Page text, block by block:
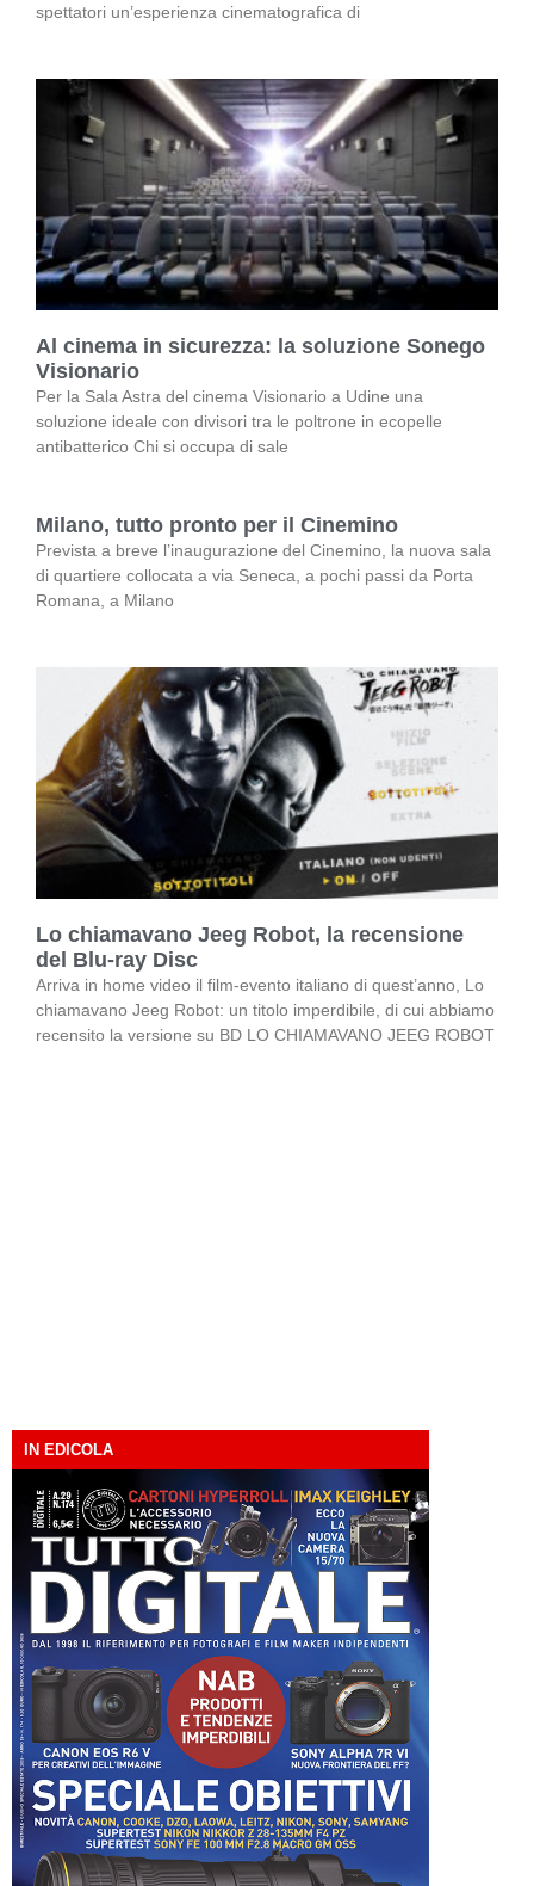
spettatori un’esperienza cinematografica di
Al cinema in sicurezza: la soluzione Sonego
Visionario
Per la Sala Astra del cinema Visionario a Udine una
soluzione ideale con divisori tra le poltrone in ecopelle
antibatterico Chi si occupa di sale
Milano, tutto pronto per il Cinemino
Prevista a breve l’inaugurazione del Cinemino, la nuova sala
di quartiere collocata a via Seneca, a pochi passi da Porta
Romana, a Milano
Lo chiamavano Jeeg Robot, la recensione
del Blu-ray Disc
Arriva in home video il film-evento italiano di quest’anno, Lo
chiamavano Jeeg Robot: un titolo imperdibile, di cui abbiamo
recensito la versione su BD LO CHIAMAVANO JEEG ROBOT
IN EDICOLA